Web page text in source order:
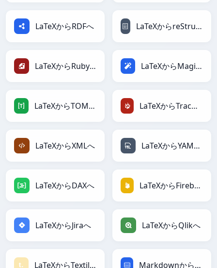
LaTeXからRDFへ LaTeXからreStructuredTextへ
LaTeXからRubyへ LaTeXからMagicへ
LaTeXからTOMLへ LaTeXからTracWikiへ
LaTeXからXMLへ LaTeXからYAMLへ
LaTeXからDAXへ LaTeXからFirebaseへ
LaTeXからJiraへ LaTeXからQlikへ
LaTeXからTextileへ MarkdownからSQLへ